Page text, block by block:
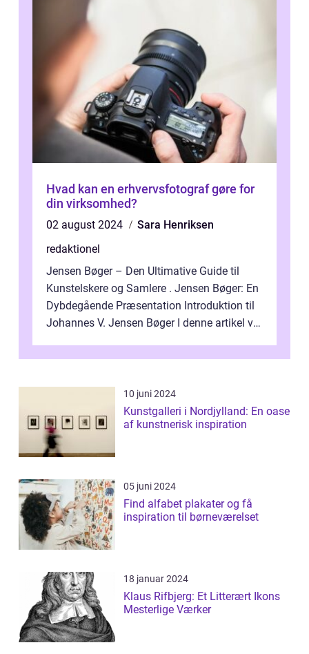
Hvad kan en erhvervsfotograf gøre for
din virksomhed?
02 august 2024
Sara Henriksen
redaktionel
Jensen Bøger – Den Ultimative Guide til
Kunstelskere og Samlere . Jensen Bøger: En
Dybdegående Præsentation Introduktion til
Johannes V. Jensen Bøger I denne artikel vil
10 juni 2024
Kunstgalleri i Nordjylland: En oase
af kunstnerisk inspiration
05 juni 2024
Find alfabet plakater og få
inspiration til børneværelset
18 januar 2024
Klaus Rifbjerg: Et Litterært Ikons
Mesterlige Værker